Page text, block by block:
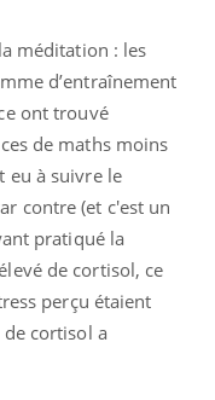
méditation : les
d’entraînement
ont trouvé
de maths moins
eu à suivre le
contre (et c'est un
pratiqué la
de cortisol, ce
perçu étaient
cortisol a